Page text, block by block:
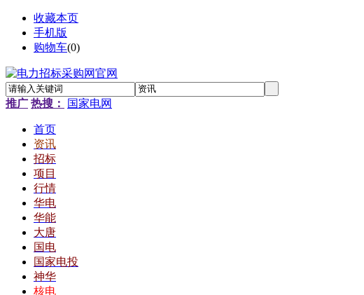
收藏本页
手机版
购物车(0)
推广 热搜： 国家电网
首页
资讯
招标
项目
行情
华电
华能
大唐
国电
国家电投
神华
核电